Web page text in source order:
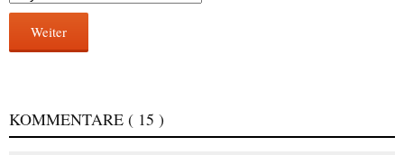
Weiter
KOMMENTARE ( 15 )